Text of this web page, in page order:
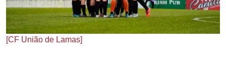
[CF União de Lamas]